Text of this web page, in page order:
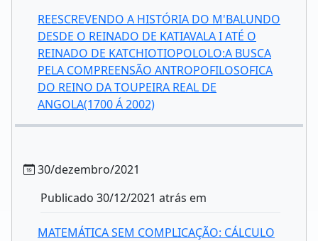
REESCREVENDO A HISTÓRIA DO M'BALUNDO
DESDE O REINADO DE KATIAVALA I ATÉ O
REINADO DE KATCHIOTIOPOLOLO:A BUSCA
PELA COMPREENSÃO ANTROPOFILOSOFICA
DO REINO DA TOUPEIRA REAL DE
ANGOLA(1700 Á 2002)
30/dezembro/2021
Publicado 30/12/2021 atrás em
MATEMÁTICA SEM COMPLICAÇÃO: CÁLCULO